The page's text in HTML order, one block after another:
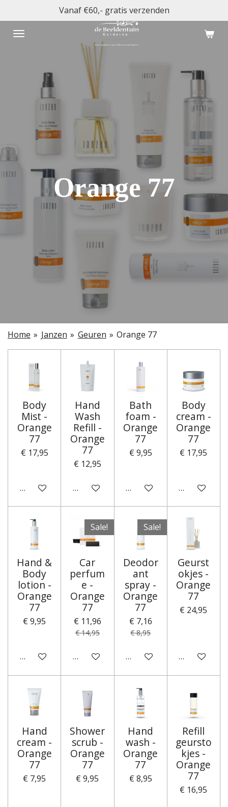
direct
naar
Vanaf €60,- gratis verzenden
Orange 77
Home » Janzen » Geuren » Orange 77
Body
Mist -
Orange
77
€ 17,95
In winkelwagen
Hand
Wash
Refill -
Orange
77
€ 12,95
In winkelwagen
Bath
foam -
Orange
77
€ 9,95
In winkelwagen
Body
cream -
Orange
77
€ 17,95
In
Hand &
Body
lotion -
Orange
77
€ 9,95
In winkelwagen
Sale!
Car
perfum
e -
Orange
77
€ 11,96
€ 14,95
In winkelwagen
Sale!
Deodor
ant
spray -
Orange
77
€ 7,16
€ 8,95
In winkelwagen
Geurst
okjes -
Orange
77
€ 24,95
In
Hand
cream -
Orange
77
€ 7,95
Shower
scrub -
Orange
77
€ 9,95
Hand
wash -
Orange
77
€ 8,95
Refill
geursto
kjes -
Orange
77
€ 16,95